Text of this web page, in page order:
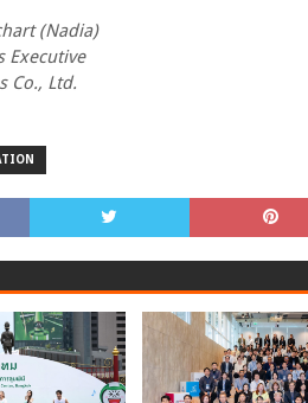
(Nadia)
Executive
Co., Ltd.